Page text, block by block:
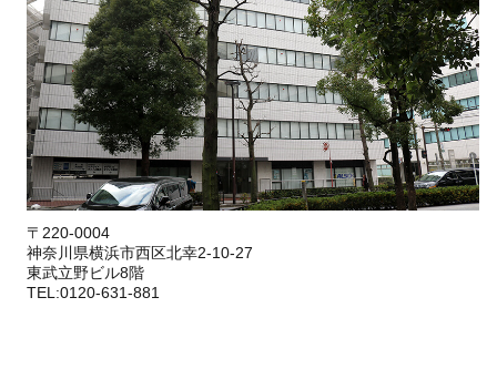
〒220-0004
神奈川県横浜市西区北幸2-10-27
東武立野ビル8階
TEL:0120-631-881